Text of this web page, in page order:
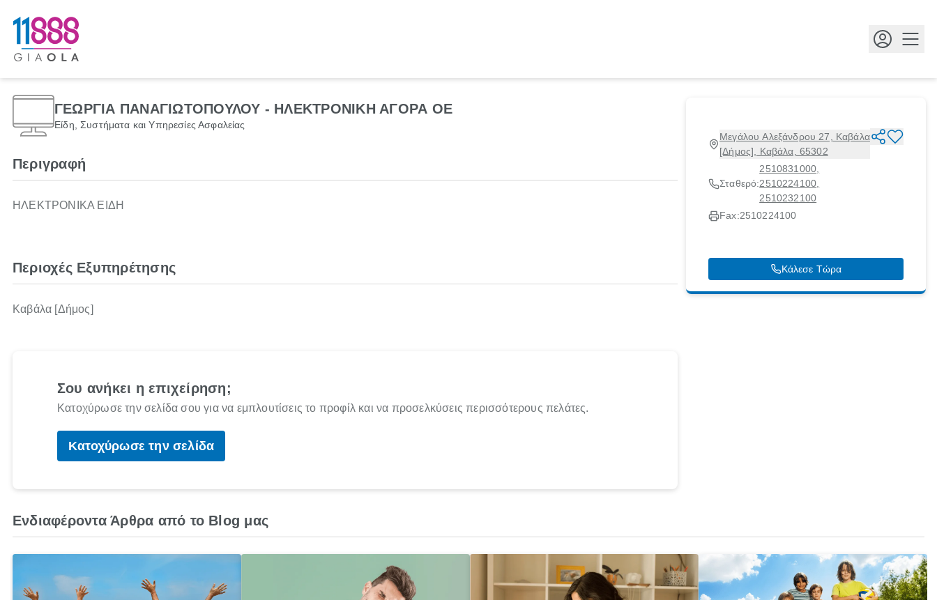
ΓΕΩΡΓΙΑ ΠΑΝΑΓΙΩΤΟΠΟΥΛΟΥ - ΗΛΕΚΤΡΟΝΙΚΗ ΑΓΟΡΑ ΟΕ
Είδη, Συστήματα και Υπηρεσίες Ασφαλείας
Μεγάλου Αλεξάνδρου 27, Καβάλα
[Δήμος], Καβάλα, 65302
Σταθερό:
2510831000
2510224100
2510232100
Fax:2510224100
Κάλεσε Τώρα
Περιγραφή
ΗΛΕΚΤΡΟΝΙΚΑ ΕΙΔΗ
Περιοχές Εξυπηρέτησης
Καβάλα [Δήμος]
Σου ανήκει η επιχείρηση;
Κατοχύρωσε την σελίδα σου για να εμπλουτίσεις το προφίλ και να προσελκύσεις περισσότερους πελάτες.
Κατοχύρωσε την σελίδα
Ενδιαφέροντα Άρθρα από το Blog μας